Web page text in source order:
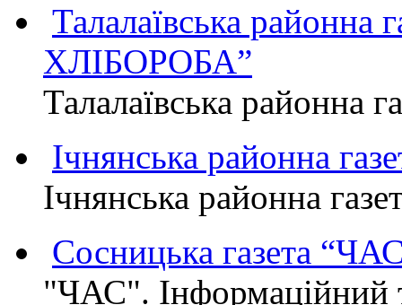
Талалаївська
ХЛІБОРОБА”
Талалаївська
Ічнянська районна
Ічнянська районна
Сосницька газета
"ЧАС". Інформаційний